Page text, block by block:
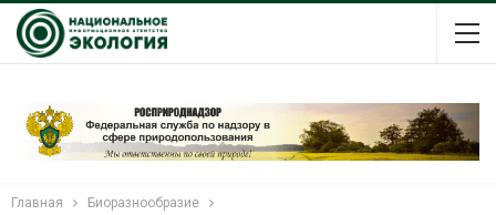
Главная Биоразнообразие